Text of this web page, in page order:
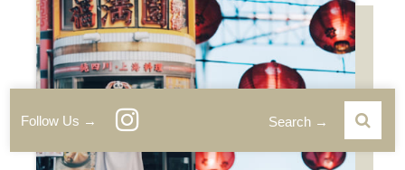
Follow Us → Search →